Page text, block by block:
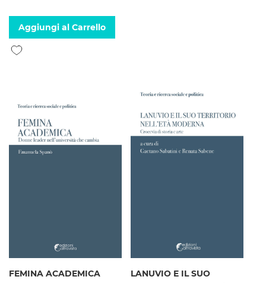
Aggiungi al Carrello
Aggiungi alla lista desideri
FEMINA ACADEMICA
LANUVIO E IL SUO